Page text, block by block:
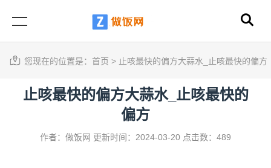
您现在的位置是： 首页 > 止咳最快的偏方大蒜水_止咳最快的偏方
止咳最快的偏方大蒜水_止咳最快的
偏方
作者：做饭网 更新时间：2024-03-20 点击数：489